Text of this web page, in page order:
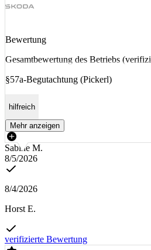
Bewertung
Gesamtbewertung des Betriebs
§57a-Begutachtung (Pickerl)
hilfreich
Mehr anzeigen
Sabine M.
8/5/2026
8/4/2026
Horst E.
verifizierte Bewertung